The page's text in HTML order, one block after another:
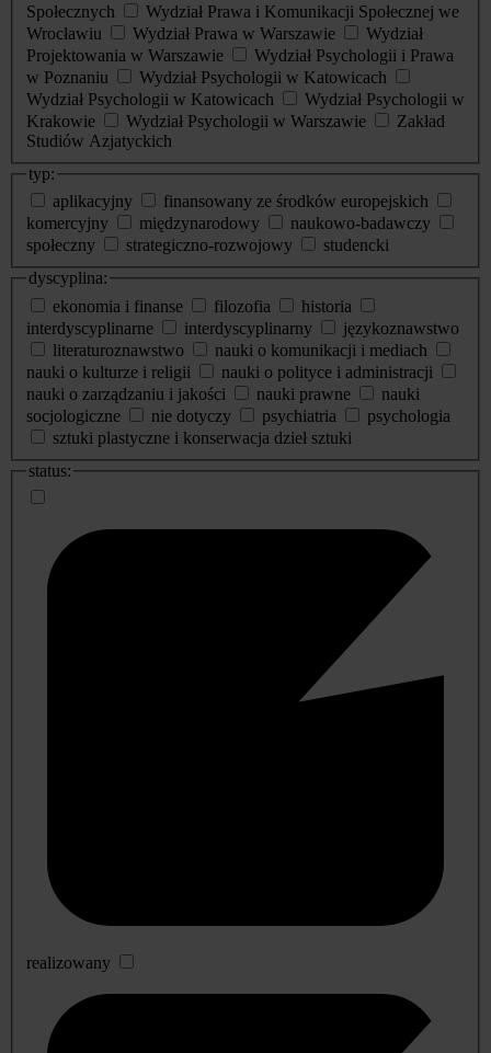
Społecznych
Wydział Prawa i Komunikacji Społecznej we
Wrocławiu
Wydział Prawa w Warszawie
Wydział
Projektowania w Warszawie
Wydział Psychologii i Prawa
w Poznaniu
Wydział Psychologii w Katowicach
Wydział Psychologii w Katowicach
Wydział Psychologii w
Krakowie
Wydział Psychologii w Warszawie
Zakład
Studiów Azjatyckich
typ:
aplikacyjny
finansowany ze środków europejskich
komercyjny
międzynarodowy
naukowo-badawczy
społeczny
strategiczno-rozwojowy
studencki
dyscyplina:
ekonomia i finanse
filozofia
historia
interdyscyplinarne
interdyscyplinarny
językoznawstwo
literaturoznawstwo
nauki o komunikacji i mediach
nauki o kulturze i religii
nauki o polityce i administracji
nauki o zarządzaniu i jakości
nauki prawne
nauki
socjologiczne
nie dotyczy psychiatria
psychologia
sztuki plastyczne i konserwacja dzieł sztuki
status:
realizowany